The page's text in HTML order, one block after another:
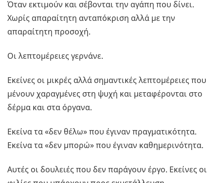
Όταν εκτιμούν και σέβονται την αγάπη που δίνει.
Χωρίς απαραίτητη ανταπόκριση αλλά με την
απαραίτητη προσοχή.
Οι λεπτομέρειες γερνάνε.
Εκείνες οι μικρές αλλά σημαντικές λεπτομέρειες που
μένουν χαραγμένες στη ψυχή και μεταφέρονται στο
δέρμα και στα όργανα.
Εκείνα τα «δεν θέλω» που έγιναν πραγματικότητα.
Εκείνα τα «δεν μπορώ» που έγιναν καθημερινότητα.
Αυτές οι δουλειές που δεν παράγουν έργο. Εκείνες οι